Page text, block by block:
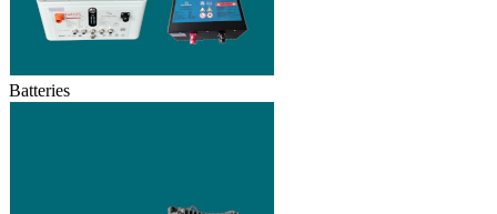
Batteries